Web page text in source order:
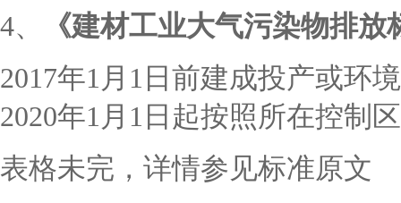
4、
《建材工业大气污染物排放
2017年1月1日前建成投产或环
2020年1月1日起按照所在控制
表格未完，详情参见标准原文